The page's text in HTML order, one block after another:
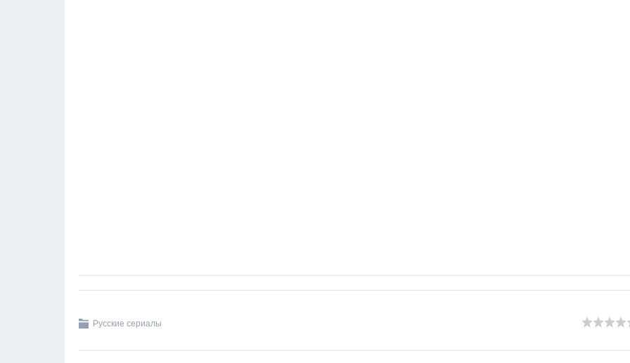
Русские сериалы